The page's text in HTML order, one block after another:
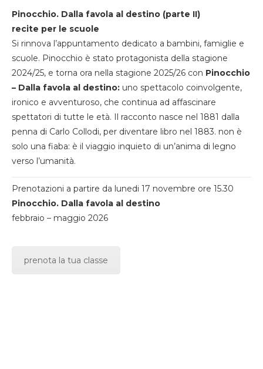
Pinocchio. Dalla favola al destino (parte II)
recite per le scuole
Si rinnova l’appuntamento dedicato a bambini, famiglie e
scuole. Pinocchio è stato protagonista della stagione
2024/25, e torna ora nella stagione 2025/26 con Pinocchio
– Dalla favola al destino: uno spettacolo coinvolgente,
ironico e avventuroso, che continua ad affascinare
spettatori di tutte le età. Il racconto nasce nel 1881 dalla
penna di Carlo Collodi, per diventare libro nel 1883. non è
solo una fiaba: è il viaggio inquieto di un’anima di legno
verso l’umanità.
Prenotazioni a partire da lunedi 17 novembre ore 15.30
Pinocchio. Dalla favola al destino
febbraio – maggio 2026
prenota la tua classe